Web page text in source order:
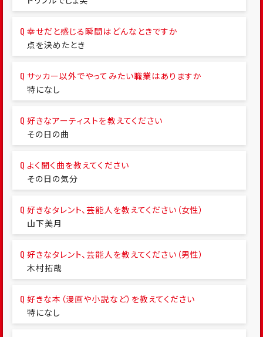
幸せだと感じる瞬間はどんなときですか
点を決めたとき
サッカー以外でやってみたい職業はありますか
特になし
好きなアーティストを教えてください
その日の曲
よく聞く曲を教えてください
その日の気分
好きなタレント、芸能人を教えてください（女性）
山下美月
好きなタレント、芸能人を教えてください（男性）
木村拓哉
好きな本（漫画や小説など）を教えてください
特になし